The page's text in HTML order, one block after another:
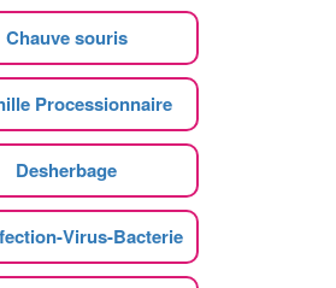
Chauve souris
Processionnaire
Desherbage
Virus-Bacterie